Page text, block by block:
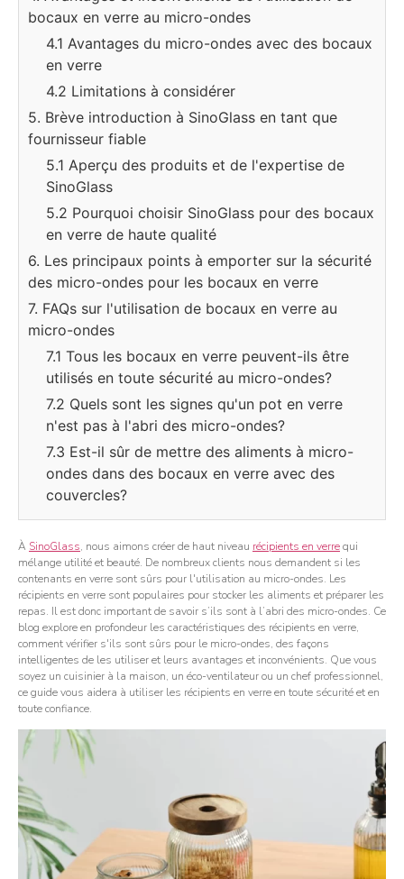
bocaux en verre au micro-ondes
4.1 Avantages du micro-ondes avec des bocaux
en verre
4.2 Limitations à considérer
5. Brève introduction à SinoGlass en tant que
fournisseur fiable
5.1 Aperçu des produits et de l'expertise de
SinoGlass
5.2 Pourquoi choisir SinoGlass pour des bocaux
en verre de haute qualité
6. Les principaux points à emporter sur la sécurité
des micro-ondes pour les bocaux en verre
7. FAQs sur l'utilisation de bocaux en verre au
micro-ondes
7.1 Tous les bocaux en verre peuvent-ils être
utilisés en toute sécurité au micro-ondes?
7.2 Quels sont les signes qu'un pot en verre
n'est pas à l'abri des micro-ondes?
7.3 Est-il sûr de mettre des aliments à micro-
ondes dans des bocaux en verre avec des
couvercles?
À SinoGlass, nous aimons créer de haut niveau récipients en verrequi
mélange utilité et beauté. De nombreux clients nous demandent si les
contenants en verre sont sûrs pour l'utilisation au micro-ondes. Les
récipients en verre sont populaires pour stocker les aliments et préparer les
repas. Il est donc important de savoir s’ils sont à l’abri des micro-ondes. Ce
blog explore en profondeur les caractéristiques des récipients en verre,
comment vérifier s'ils sont sûrs pour le micro-ondes, des façons
intelligentes de les utiliser et leurs avantages et inconvénients. Que vous
soyez un cuisinier à la maison, un éco-ventilateur ou un chef professionnel,
ce guide vous aidera à utiliser les récipients en verre en toute sécurité et en
toute confiance.